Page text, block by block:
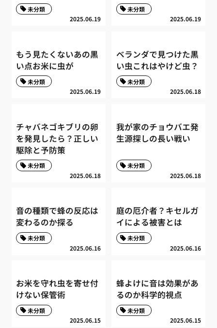
2025.06.19
未分類
2025.06.19
未分類
もう見たくないあの黒
い点お米に虫が
2025.06.19
未分類
ベランダで見つけた黒
い虫これはやけど虫？
2025.06.18
未分類
チャバネゴキブリの卵
を発見したら？正しい
駆除と予防策
2025.06.18
未分類
我が家のチョウバエ発
生源探しの長い戦い
2025.06.18
未分類
音の種類で蜂の反応は
変わるのか探る
2025.06.16
未分類
庭の厄介者？キセルガ
イによる被害とは
2025.06.16
未分類
お米を守れ虫を寄せ付
けない保管術
2025.06.15
未分類
蜂よけに音は効果があ
るのか科学的視点
2025.06.15
未分類